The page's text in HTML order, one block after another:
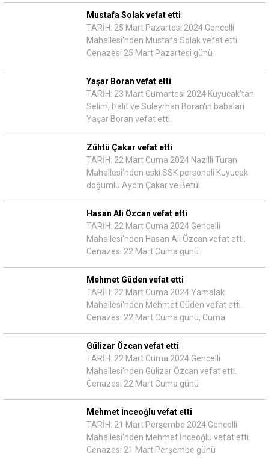
Mustafa Solak vefat etti
TARİH: 25 Mart Pazartesi 2024 Gencelli
Mahallesi'nden Mustafa Solak vefat etti.
Cenazesi 25 Mart Pazartesi günü
Yaşar Boran vefat etti
TARİH: 23 Mart Cumartesi 2024 Kuyucak'tan
Selim, Halit ve Süleyman Boran'ın babaları
Yaşar Boran vefat etti.
Zühtü Çakar vefat etti
TARİH: 22 Mart Cuma 2024 Nazilli Turan
Mahallesi'nden eski SSK personeli Kuyucak
doğumlu Aydın Çakar ve Betül
Hasan Ali Özcan vefat etti
TARİH: 22 Mart Cuma 2024 Gencelli
Mahallesi'nden Hasan Ali Özcan vefat etti.
Cenazesi 22 Mart Cuma günü
Mehmet Güden vefat etti
TARİH: 22 Mart Cuma 2024 Yamalak
Mahallesi'nden Mehmet Güden vefat etti.
Cenazesi 22 Mart Cuma günü, Cuma
Gülizar Özcan vefat etti
TARİH: 22 Mart Cuma 2024 Gencelli
Mahallesi'nden Gülizar Özcan vefat etti.
Cenazesi 22 Mart Cuma günü
Mehmet İnceoğlu vefat etti
TARİH: 21 Mart Perşembe 2024 Gencelli
Mahallesi'nden Mehmet İnceoğlu vefat etti.
Cenazesi 21 Mart Perşembe günü